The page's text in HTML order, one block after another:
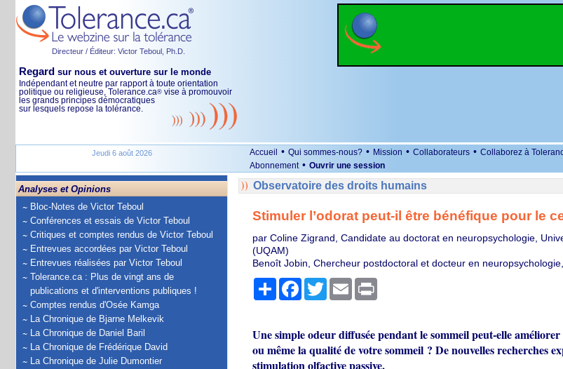
Directeur / Éditeur: Victor Teboul, Ph.D.
Regard sur nous et ouverture sur le monde
Indépendant et neutre par rapport à toute orientation
politique ou religieuse, Tolerance.ca® vise à promouvoir
les grands principes démocratiques
sur lesquels repose la tolérance.
Jeudi 6 août 2026 Accueil • Qui sommes-nous? • Mission • Collaborateurs • Collaborez à
Abonnement • Ouvrir une session
Analyses et Opinions
Bloc-Notes de Victor Teboul
Conférences et essais de Victor Teboul
Critiques et comptes rendus de Victor Teboul
Entrevues accordées par Victor Teboul
Entrevues réalisées par Victor Teboul
Tolerance.ca : Plus de vingt ans de
publications et d'interventions publiques !
Comptes rendus d'Osée Kamga
La Chronique de Bjarne Melkevik
La Chronique de Daniel Baril
La Chronique de Frédérique David
La Chronique de Julie Dumontier
Observatoire des droits humains
Stimuler l’odorat peut-il être bénéfique pour le
par Coline Zigrand, Candidate au doctorat en neuropsychologie,
(UQAM)
Benoît Jobin, Chercheur postdoctoral et docteur en
PartagerFacebook
TwitterEmail Print
Une simple odeur diffusée pendant le sommeil peut-elle
ou même la qualité de votre sommeil ? De nouvelles recherches
stimulation olfactive passive.